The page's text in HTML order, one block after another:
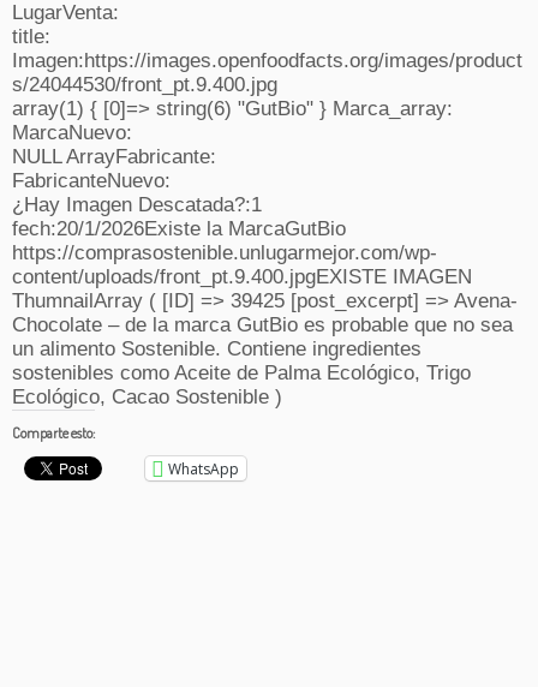
LugarVenta:
title:
Imagen:https://images.openfoodfacts.org/images/product
s/24044530/front_pt.9.400.jpg
array(1) { [0]=> string(6) "GutBio" } Marca_array:
MarcaNuevo:
NULL ArrayFabricante:
FabricanteNuevo:
¿Hay Imagen Descatada?:1
fech:20/1/2026Existe la MarcaGutBio
https://comprasostenible.unlugarmejor.com/wp-
content/uploads/front_pt.9.400.jpgEXISTE IMAGEN
ThumnailArray ( [ID] => 39425 [post_excerpt] => Avena-
Chocolate – de la marca GutBio es probable que no sea
un alimento Sostenible. Contiene ingredientes
sostenibles como Aceite de Palma Ecológico, Trigo
Ecológico, Cacao Sostenible )
Comparte esto:
WhatsApp